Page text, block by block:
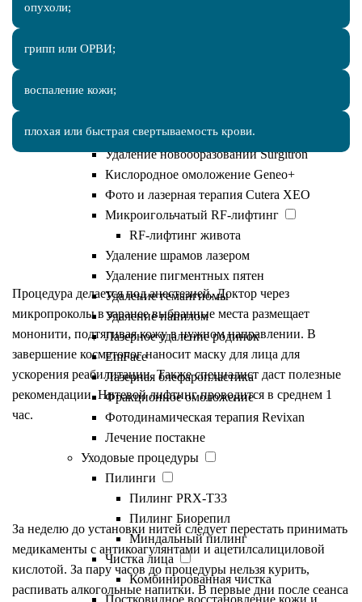
Лазерная эпиляция
Лазерная эпиляция бикини
Удаление новообразований Surgitron
Кислородное омоложение Geneo+
Фото и лазерная терапия Cutera XEO
Микроигольчатый RF-лифтинг
RF-лифтинг живота
Удаление шрамов лазером
Удаление пигментных пятен
Удаление гемангиомы
Удаление папилом
Лазерное удаление родинок
EmFace
Лазерная блефаропластика
Фракционное омоложение
Фотодинамическая терапия Revixan
Лечение постакне
Уходовые процедуры
Пилинги
Пилинг PRX-T33
Пилинг Биорепил
Миндальный пилинг
Чистка лица
Комбинированная чистка
Постковидное восстановление кожи и
опухоли;
грипп или ОРВИ;
воспаление кожи;
плохая или быстрая свертываемость крови.
Как проводится лифтинг
мезонитями
Процедура делается под анестезией. Доктор через
микропроколы в заранее выбранные места размещает
мононити, подтягивая кожу в нужном направлении. В
завершение косметолог наносит маску для лица для
ускорения реабилитации. Также специалист даст полезные
рекомендации. Нитевой лифтинг проводится в среднем 1
час.
Реабилитация
За неделю до установки нитей следует перестать принимать
медикаменты с антикоагулянтами и ацетилсалициловой
кислотой. За пару часов до процедуры нельзя курить,
распивать алкогольные напитки. В первые дни после сеанса